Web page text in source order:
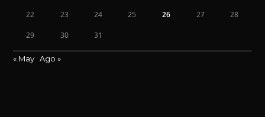
22 23 24 25 26 27 28
29 30 31
« May Ago »